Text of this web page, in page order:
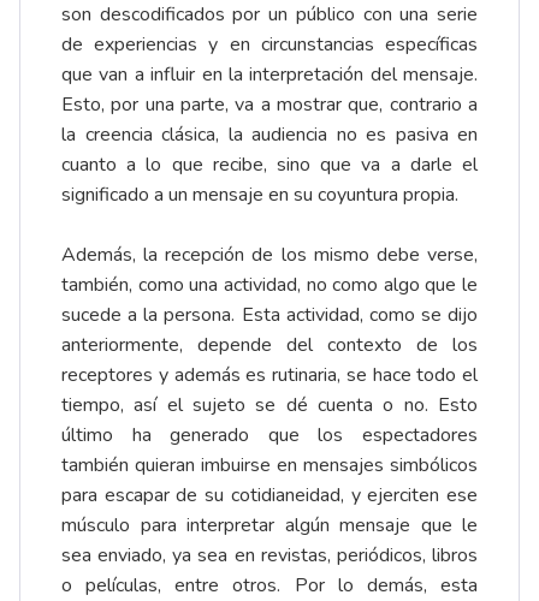
son descodificados por un público con una serie
de experiencias y en circunstancias específicas
que van a influir en la interpretación del mensaje.
Esto, por una parte, va a mostrar que, contrario a
la creencia clásica, la audiencia no es pasiva en
cuanto a lo que recibe, sino que va a darle el
significado a un mensaje en su coyuntura propia.
Además, la recepción de los mismo debe verse,
también, como una actividad, no como algo que le
sucede a la persona. Esta actividad, como se dijo
anteriormente, depende del contexto de los
receptores y además es rutinaria, se hace todo el
tiempo, así el sujeto se dé cuenta o no. Esto
último ha generado que los espectadores
también quieran imbuirse en mensajes simbólicos
para escapar de su cotidianeidad, y ejerciten ese
músculo para interpretar algún mensaje que le
sea enviado, ya sea en revistas, periódicos, libros
o películas, entre otros. Por lo demás, esta